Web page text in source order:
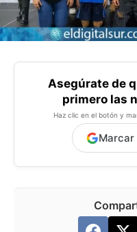
Asegúrate de
primero las
Haz clic en el botón y